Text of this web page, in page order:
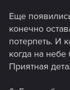
Еще
конечно
потерпеть. И
когда на небе
Приятная